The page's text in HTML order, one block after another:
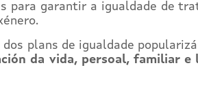
para garantir a igualdade de
plans de igualdade
da vida, persoal, familiar e